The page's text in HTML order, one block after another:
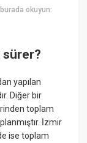
burada okuyun:
sürer?
yapılan
Diğer bir
toplam
İzmir
ise toplam